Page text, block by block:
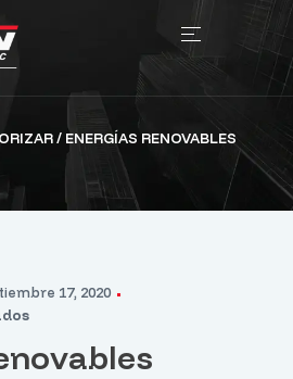
/ ENERGÍAS RENOVABLES
17, 2020